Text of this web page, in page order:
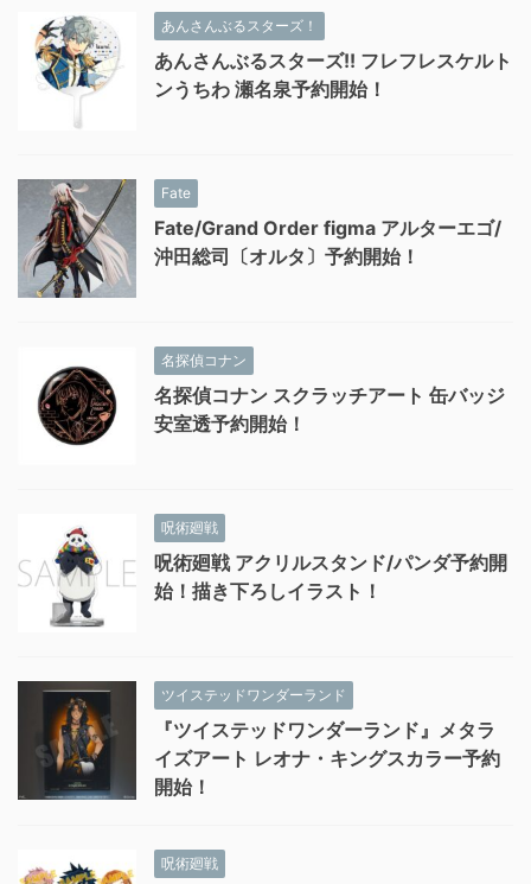
あんさんぶるスターズ！
あんさんぶるスターズ!! フレフレスケルト
ンうちわ 瀬名泉予約開始！
Fate
Fate/Grand Order figma アルターエゴ/
沖田総司〔オルタ〕予約開始！
名探偵コナン
名探偵コナン スクラッチアート 缶バッジ
安室透予約開始！
呪術廻戦
呪術廻戦 アクリルスタンド/パンダ予約開
始！描き下ろしイラスト！
ツイステッドワンダーランド
『ツイステッドワンダーランド』メタラ
イズアート レオナ・キングスカラー予約
開始！
呪術廻戦